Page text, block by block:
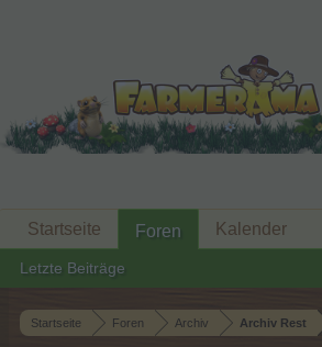
Startseite Foren Archiv Archiv Rest
Startseite Foren
Letzte Beiträge
Kalender